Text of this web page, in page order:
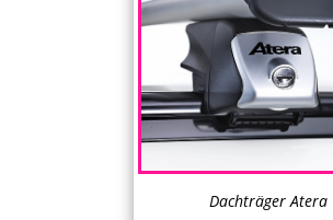
Dachträger Atera